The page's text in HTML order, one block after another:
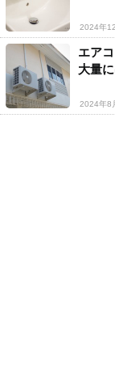
2024年
エア
大量
2024年8